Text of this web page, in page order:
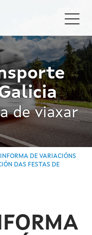
de viaxar
DE VARIACIÓNS
DAS FESTAS DE